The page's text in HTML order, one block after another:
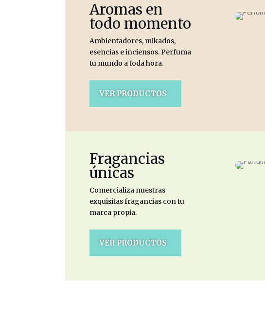
Aromas en
todo momento
Ambientadores, mikados,
esencias e inciensos. Perfuma
tu mundo a toda hora.
VER PRODUCTOS
Fragancias
únicas
Comercializa nuestras
exquisitas fragancias con tu
marca propia.
VER PRODUCTOS